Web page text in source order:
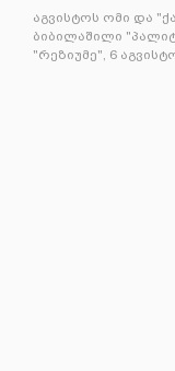
აგვისტოს ომი და
ბიბილაშილი
"რეზიუმე", 6